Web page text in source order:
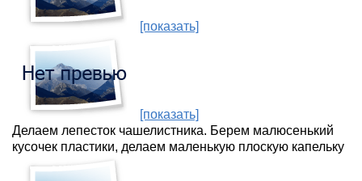
[показать]
[показать]
Делаем лепесток чашелистника. Берем малюсенький
кусочек пластики, делаем маленькую плоскую капельку